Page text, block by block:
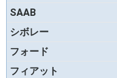
SAAB
シボレー
フォード
フィアット